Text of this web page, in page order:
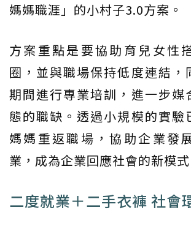
媽媽職涯」的小村子3.0方案。
方案重點是要協助育兒女性
圈，並與職場保持低度連結，
期間進行專業培訓，進一步媒
態的職缺。透過小規模的實驗
媽媽重返職場，協助企業發
業，成為企業回應社會的新模式
二度就業＋二手衣褲 社會